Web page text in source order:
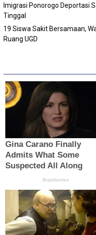
Imigrasi Ponorogo Deportasi
Tinggal
19 Siswa Sakit Bersamaan,
Ruang UGD